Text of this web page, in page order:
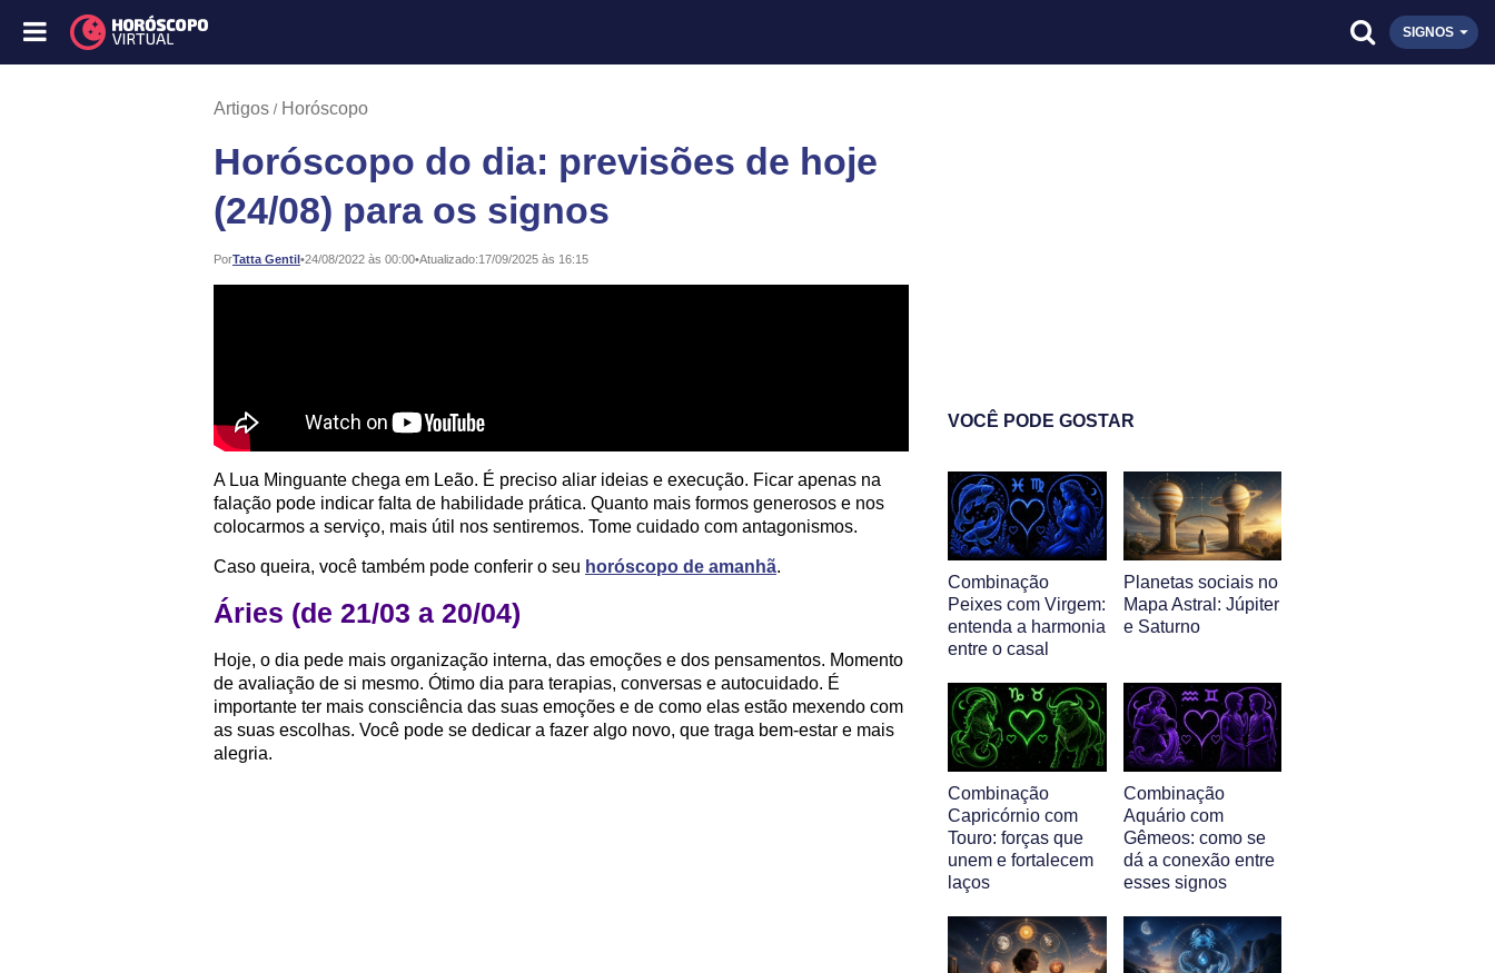
SIGNOS
Artigos Horóscopo
Horóscopo do dia: previsões de hoje
(24/08) para os signos
PorTatta Gentil•
Publicado: 24/08/2022 às 00:00•Atualizado:17/09/2025 às 16:15
A Lua Minguante chega em Leão. É preciso aliar ideias e execução. Ficar apenas na
falação pode indicar falta de habilidade prática. Quanto mais formos generosos e nos
colocarmos a serviço, mais útil nos sentiremos. Tome cuidado com antagonismos.
Caso queira, você também pode conferir o seu horóscopo de amanhã.
Áries (de 21/03 a 20/04)
Hoje, o dia pede mais organização interna, das emoções e dos pensamentos. Momento
de avaliação de si mesmo. Ótimo dia para terapias, conversas e autocuidado. É
importante ter mais consciência das suas emoções e de como elas estão mexendo com
as suas escolhas. Você pode se dedicar a fazer algo novo, que traga bem-estar e mais
alegria.
VOCÊ PODE GOSTAR
Combinação
Peixes com Virgem:
entenda a harmonia
entre o casal
Planetas sociais no
Mapa Astral: Júpiter
e Saturno
Combinação
Capricórnio com
Touro: forças que
unem e fortalecem
laços
Combinação
Aquário com
Gêmeos: como se
dá a conexão entre
esses signos